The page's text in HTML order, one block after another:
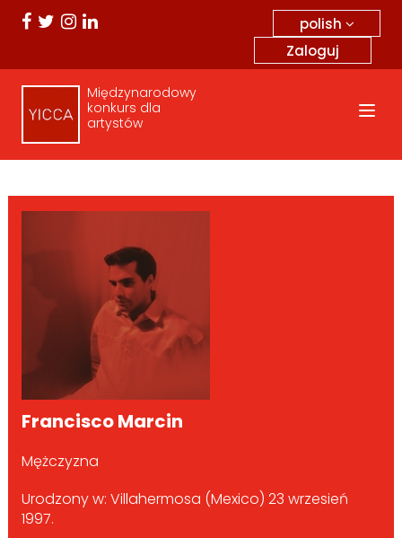
polish
Zaloguj
Międzynarodowy
konkurs dla
artystów
Francisco Marcin
Mężczyzna
Urodzony w: Villahermosa (Mexico) 23 wrzesień
1997.